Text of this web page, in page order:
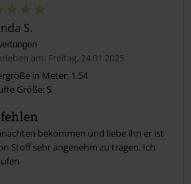
S.
am: Freitag, 24.01.2025
in Meter: 1.54
Größe: S
bekommen und liebe ihn er ist
Stoff sehr angenehm zu tragen. Ich